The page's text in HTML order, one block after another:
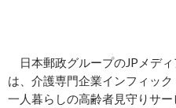
日本郵政グループのJPメディ
は、介護専門企業インフィッ
一人暮らしの高齢者見守りサ